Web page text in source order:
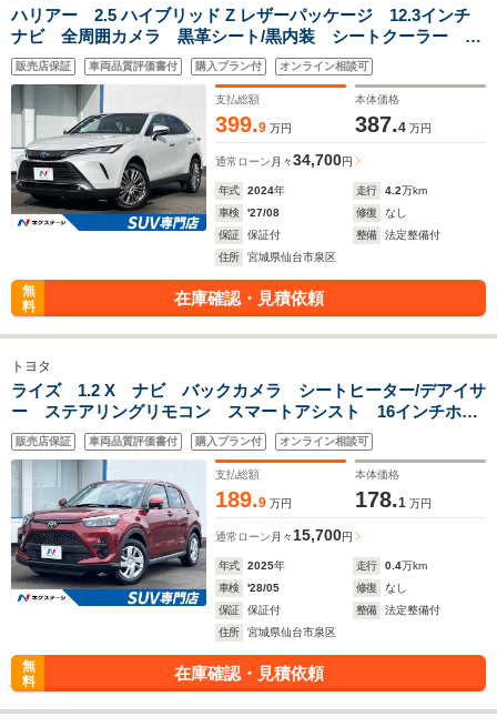
ハリアー 2.5 ハイブリッド Z レザーパッケージ 12.3インチ
ナビ 全周囲カメラ 黒革シート/黒内装 シートクーラー
JBLサウンド ブラインドスポットモニター ハンズフリーパ
ワーバックドア 純正19インチアルミホイール ヘッドアップ
ディスプレイ
販売店保証 車両品質評価書付 購入プラン付 オンライン相談可
支払総額
399.9 万円
本体価格
387.4 万円
通常ローン 月々34,700円
年式 2024年 走行 4.2万km
車検
'27/08 修復
なし
保証
保証付 整備
法定整備付
住所
宮城県仙台市泉区
無
料
在庫確認・見積依頼
トヨタ
ライズ 1.2 X ナビ バックカメラ シートヒーター/デアイサ
ー ステアリングリモコン スマートアシスト 16インチホイ
ール LEDヘッドランプ USB端子 スマートキー
Bluetooth ドラレコ 禁煙車
販売店保証 車両品質評価書付 購入プラン付 オンライン相談可
支払総額
189.9 万円
本体価格
178.1 万円
通常ローン 月々 15,700円
年式 2025年 走行 0.4万km
車検
'28/05 修復
なし
保証
保証付 整備
法定整備付
住所
宮城県仙台市泉区
無
料
在庫確認・見積依頼